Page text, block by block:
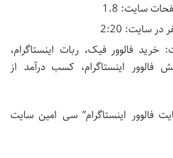
سایت: 1.8
سایت: 2:20
فالوور فیک، ربات اینستاگرام،
فالوور اینستاگرام، کسب درآمد از
فالوور اینستاگرام” سی امین سایت